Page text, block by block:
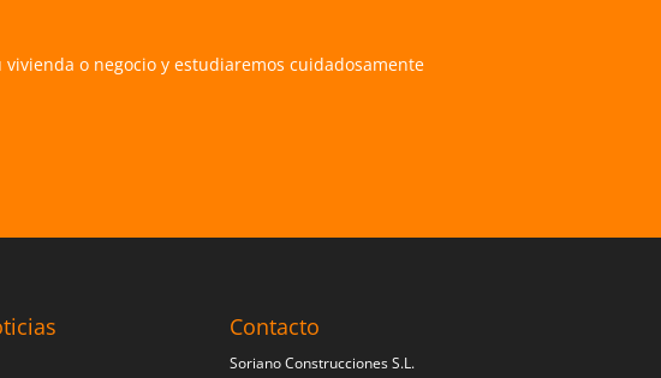
o negocio y estudiaremos cuidadosamente
Contacto
Soriano Construcciones S.L.